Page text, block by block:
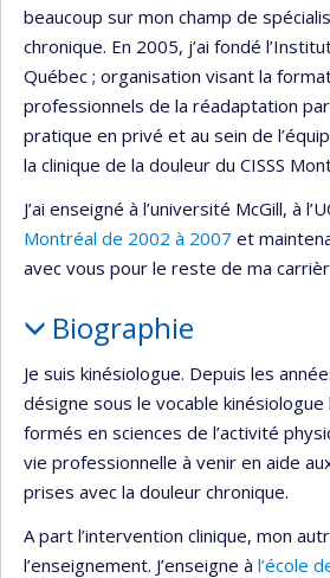
beaucoup sur mon champ de
chronique. En 2005, j’ai fondé
Québec ; organisation visant la
professionnels de la réadaptation par
pratique en privé et au sein de
la clinique de la douleur du CISSS
J’ai enseigné à l’université McGill, à
Montréal de 2002 à 2007 et
avec vous pour le reste de ma
Biographie
Je suis kinésiologue. Depuis les
désigne sous le vocable
formés en sciences de l’activité
vie professionnelle à venir en aide
prises avec la douleur chronique.
A part l’intervention clinique, mon
l’enseignement. J’enseigne à l’école